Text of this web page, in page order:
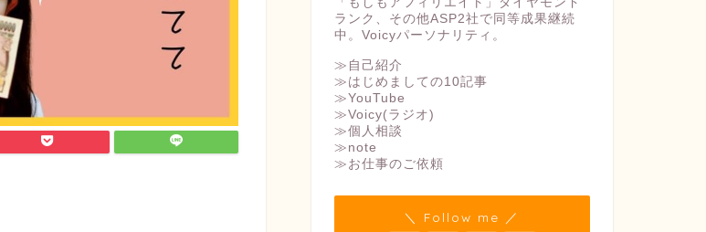
ランク、その他ASP2社で同等成果継続
中。Voicyパーソナリティ。
≫自己紹介
≫はじめましての10記事
≫YouTube
≫Voicy(ラジオ)
≫個人相談
≫note
≫お仕事のご依頼
＼ Follow me ／